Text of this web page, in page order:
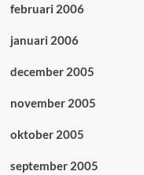
februari 2006
januari 2006
december 2005
november 2005
oktober 2005
september 2005